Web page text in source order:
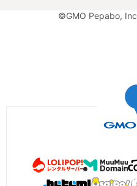
©GMO Pepabo,